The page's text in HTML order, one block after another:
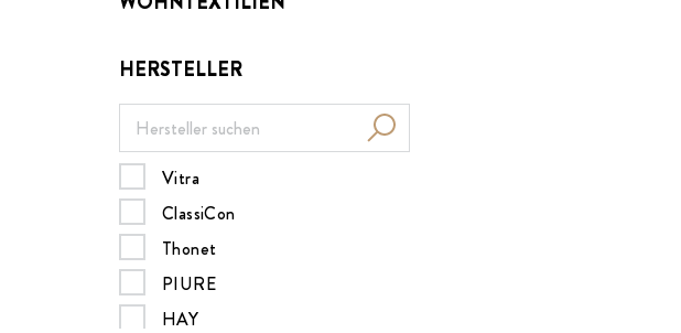
HERSTELLER
Vitra
ClassiCon
Thonet
PIURE
HAY